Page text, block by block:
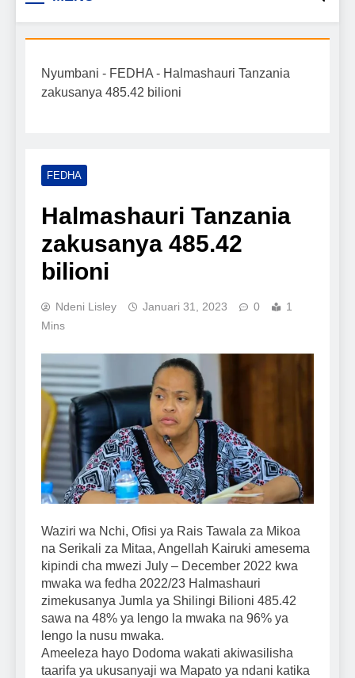
Tanzania
kilimo, mitindo, na burudani kwa Kiswahili,
mafanikio yako.
Nyumbani - FEDHA - Halmashauri Tanzania
zakusanya 485.42 bilioni
FEDHA
Halmashauri Tanzania
zakusanya 485.42
bilioni
Ndeni Lisley Januari 31, 2023 0
1
Mins
Waziri wa Nchi, Ofisi ya Rais Tawala za Mikoa
na Serikali za Mitaa, Angellah Kairuki amesema
kipindi cha mwezi July – December 2022 kwa
mwaka wa fedha 2022/23 Halmashauri
zimekusanya Jumla ya Shilingi Bilioni 485.42
sawa na 48% ya lengo la mwaka na 96% ya
lengo la nusu mwaka.
Ameeleza hayo Dodoma wakati akiwasilisha
taarifa ya ukusanyaji wa Mapato ya ndani katika